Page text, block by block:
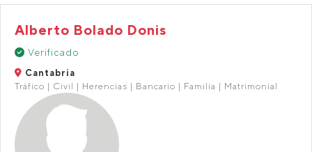
Alberto Bolado Donis
Verificado
Cantabria
Tráfico | Civil | Herencias | Bancario | Familia | Matrimonial